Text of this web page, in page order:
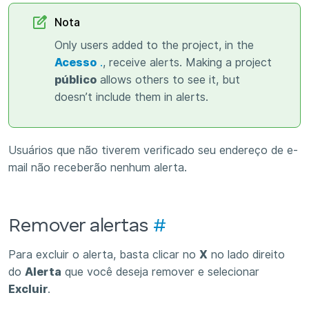
Nota
Only users added to the project, in the
Acesso ., receive alerts. Making a project
público allows others to see it, but
doesn’t include them in alerts.
Usuários que não tiverem verificado seu endereço de e-
mail não receberão nenhum alerta.
Remover alertas #
Para excluir o alerta, basta clicar no X no lado direito
do Alerta que você deseja remover e selecionar
Excluir.